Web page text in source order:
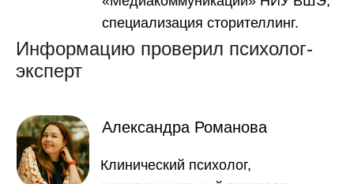
Информацию проверил психолог-
эксперт